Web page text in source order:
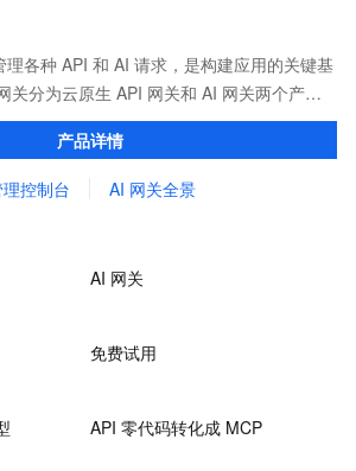
各种 API 和 AI 请求，是构建应用的关键基
关分为云原生 API 网关和 AI 网关两个产
产品详情
控制台 AI 网关全景
AI 网关
免费试用
API 零代码转化成 MCP